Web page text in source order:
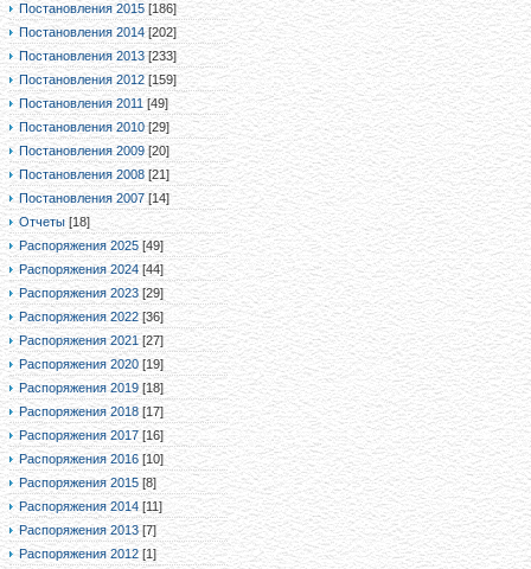
Постановления 2015 [186]
Постановления 2014 [202]
Постановления 2013 [233]
Постановления 2012 [159]
Постановления 2011 [49]
Постановления 2010 [29]
Постановления 2009 [20]
Постановления 2008 [21]
Постановления 2007 [14]
Отчеты [18]
Распоряжения 2025 [49]
Распоряжения 2024 [44]
Распоряжения 2023 [29]
Распоряжения 2022 [36]
Распоряжения 2021 [27]
Распоряжения 2020 [19]
Распоряжения 2019 [18]
Распоряжения 2018 [17]
Распоряжения 2017 [16]
Распоряжения 2016 [10]
Распоряжения 2015 [8]
Распоряжения 2014 [11]
Распоряжения 2013 [7]
Распоряжения 2012 [1]